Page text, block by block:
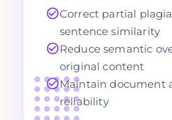
Correct partial
sentence similarity
Reduce semantic
original content
Maintain document
reliability